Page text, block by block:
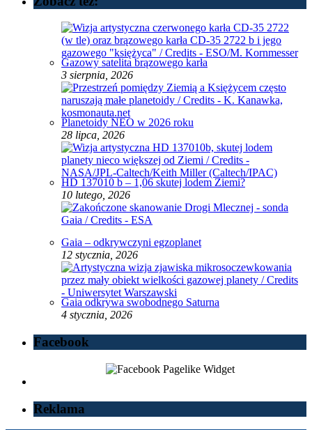
Gazowy satelita brązowego karła
3 sierpnia, 2026
Planetoidy NEO w 2026 roku
28 lipca, 2026
HD 137010 b – 1,06 skutej lodem Ziemi?
10 lutego, 2026
Gaia – odkrywczyni egzoplanet
12 stycznia, 2026
Gaia odkrywa swobodnego Saturna
4 stycznia, 2026
Facebook
Reklama